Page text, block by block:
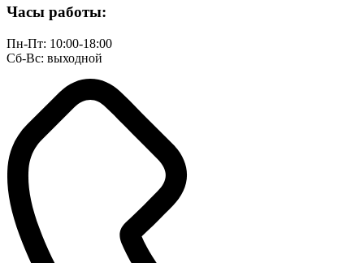
Часы работы:
Пн-Пт: 10:00-18:00
Сб-Вс: выходной